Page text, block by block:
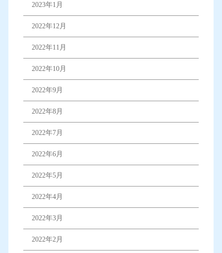
2023年1月
2022年12月
2022年11月
2022年10月
2022年9月
2022年8月
2022年7月
2022年6月
2022年5月
2022年4月
2022年3月
2022年2月